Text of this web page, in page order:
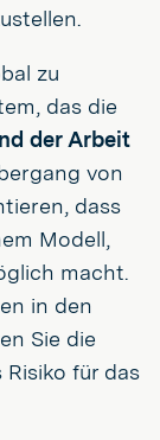
zu
das die
der Arbeit
von
dass
Modell,
macht.
in den
Sie die
für das